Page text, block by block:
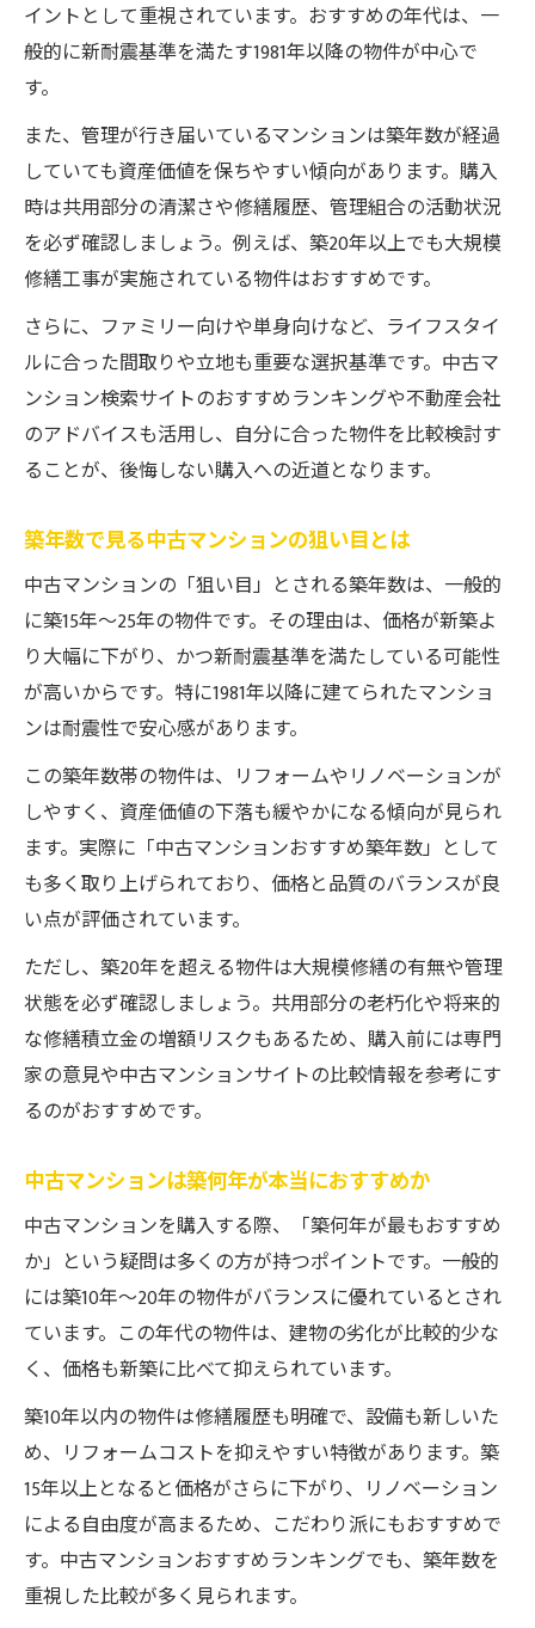
イントとして重視されています。おすすめの年代は、一
般的に新耐震基準を満たす1981年以降の物件が中心で
す。
また、管理が行き届いているマンションは築年数が経過
していても資産価値を保ちやすい傾向があります。購入
時は共用部分の清潔さや修繕履歴、管理組合の活動状況
を必ず確認しましょう。例えば、築20年以上でも大規模
修繕工事が実施されている物件はおすすめです。
さらに、ファミリー向けや単身向けなど、ライフスタイ
ルに合った間取りや立地も重要な選択基準です。中古マ
ンション検索サイトのおすすめランキングや不動産会社
のアドバイスも活用し、自分に合った物件を比較検討す
ることが、後悔しない購入への近道となります。
築年数で見る中古マンションの狙い目とは
中古マンションの「狙い目」とされる築年数は、一般的
に築15年～25年の物件です。その理由は、価格が新築よ
り大幅に下がり、かつ新耐震基準を満たしている可能性
が高いからです。特に1981年以降に建てられたマンショ
ンは耐震性で安心感があります。
この築年数帯の物件は、リフォームやリノベーションが
しやすく、資産価値の下落も緩やかになる傾向が見られ
ます。実際に「中古マンションおすすめ築年数」として
も多く取り上げられており、価格と品質のバランスが良
い点が評価されています。
ただし、築20年を超える物件は大規模修繕の有無や管理
状態を必ず確認しましょう。共用部分の老朽化や将来的
な修繕積立金の増額リスクもあるため、購入前には専門
家の意見や中古マンションサイトの比較情報を参考にす
るのがおすすめです。
中古マンションは築何年が本当におすすめか
中古マンションを購入する際、「築何年が最もおすすめ
か」という疑問は多くの方が持つポイントです。一般的
には築10年～20年の物件がバランスに優れているとされ
ています。この年代の物件は、建物の劣化が比較的少な
く、価格も新築に比べて抑えられています。
築10年以内の物件は修繕履歴も明確で、設備も新しいた
め、リフォームコストを抑えやすい特徴があります。築
15年以上となると価格がさらに下がり、リノベーション
による自由度が高まるため、こだわり派にもおすすめで
す。中古マンションおすすめランキングでも、築年数を
重視した比較が多く見られます。